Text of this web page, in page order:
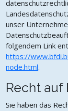
unser
folgendem Link
https://
node.html.
Recht auf
Sie haben das